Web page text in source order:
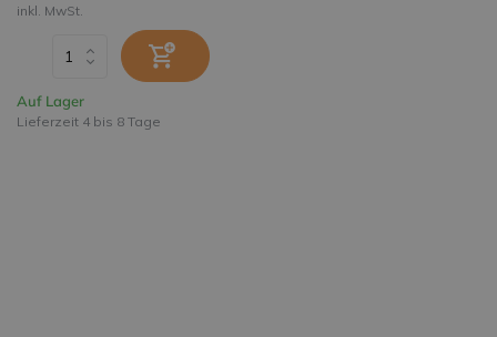
inkl. MwSt.
Auf Lager
Lieferzeit 4 bis 8 Tage